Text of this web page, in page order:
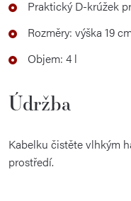
Praktický D-krúžek
Rozměry: výška 19
Objem: 4 l
Údržba
Kabelku čistěte vlhkým
prostředí.